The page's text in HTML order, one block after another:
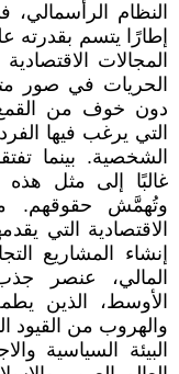
النظام الرأسمالي،
إطارًا يتسم
المجالات
الحريات في صور
دون خوف من القمع،
التي يرغب فيها
الشخصية. بينما
غالبًا إلى مثل هذه
وتُهمَّش حقوقهم.
الاقتصادية التي
إنشاء المشاريع
المالي، عنصر
الأوسط، الذين
والهروب من القيود
البيئة السياسية